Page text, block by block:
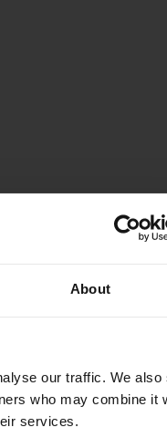
About
our traffic. We also
who may combine it
services.